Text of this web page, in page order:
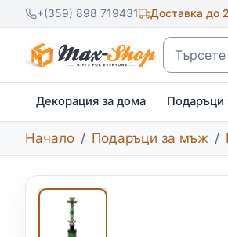
+(359) 898 719431 Доставка до
Търсене
Декорация за дома Подаръци
Начало Подаръци за мъж